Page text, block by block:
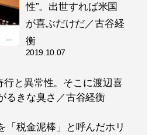
性”。出世すれば米国
が喜ぶだけだ／古谷経
衡
2019.10.07
行と異常性。そこに渡辺喜
るきな臭さ／古谷経衡
「税金泥棒」と呼んだホリ